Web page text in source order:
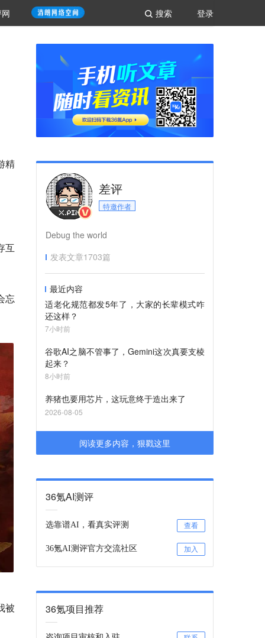
登录
搜索
精
互
忘
被
差评
特邀作者
Debug the world
发表文章1703篇
最近内容
适老化规范都发5年了，大家的长辈模式咋
还这样？
7小时前
谷歌AI之脑不管事了，Gemini这次真要支棱
起来？
8小时前
养猪也要用芯片，这玩意终于造出来了
2026-08-05
阅读更多内容，狠戳这里
36氪AI测评
选靠谱AI，看真实评测 查看
36氪AI测评官方交流社区 加入
36氪项目推荐